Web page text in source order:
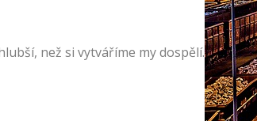
než si vytváříme my dospělí.